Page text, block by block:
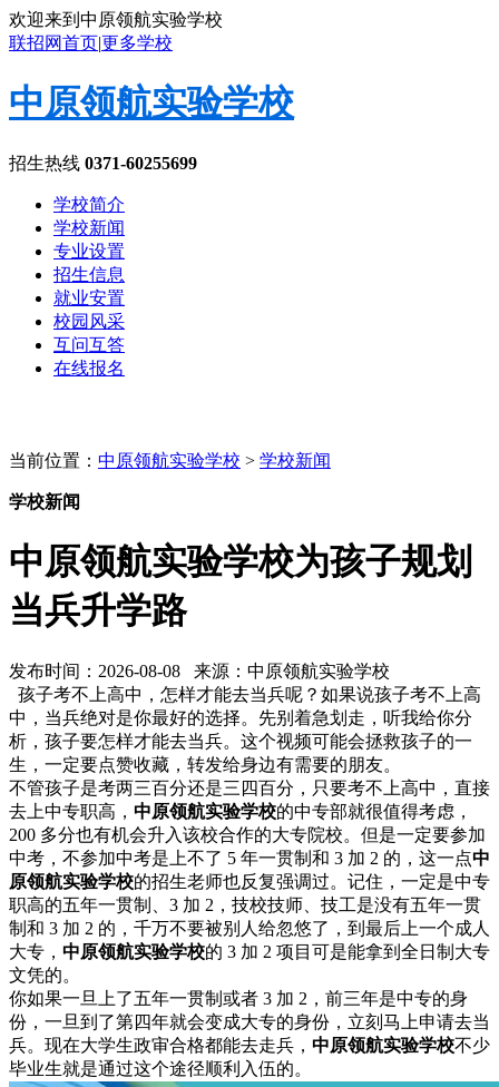
欢迎来到中原领航实验学校
联招网首页|更多学校
中原领航实验学校
招生热线 0371-60255699
学校简介
学校新闻
专业设置
招生信息
就业安置
校园风采
互问互答
在线报名
当前位置： 中原领航实验学校 > 学校新闻
学校新闻
中原领航实验学校为孩子规划
当兵升学路
发布时间：2026-08-08 来源：中原领航实验学校
孩子考不上高中，怎样才能去当兵呢？如果说孩子考不上高
中，当兵绝对是你最好的选择。先别着急划走，听我给你分
析，孩子要怎样才能去当兵。这个视频可能会拯救孩子的一
生，一定要点赞收藏，转发给身边有需要的朋友。
不管孩子是考两三百分还是三四百分，只要考不上高中，直接
去上中专职高， 中原领航实验学校的中专部就很值得考虑，
200 多分也有机会升入该校合作的大专院校。但是一定要参加
中考，不参加中考是上不了 5 年一贯制和 3 加 2 的，这一点中
原领航实验学校的招生老师也反复强调过。记住，一定是中专
职高的五年一贯制、3 加 2，技校技师、技工是没有五年一贯
制和 3 加 2 的，千万不要被别人给忽悠了，到最后上一个成人
大专， 中原领航实验学校的 3 加 2 项目可是能拿到全日制大专
文凭的。
你如果一旦上了五年一贯制或者 3 加 2，前三年是中专的身
份，一旦到了第四年就会变成大专的身份，立刻马上申请去当
兵。现在大学生政审合格都能去走兵， 中原领航实验学校不少
毕业生就是通过这个途径顺利入伍的。